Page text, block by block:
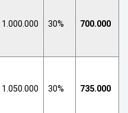
1.000.000 30% 700.000
1.050.000 30% 735.000